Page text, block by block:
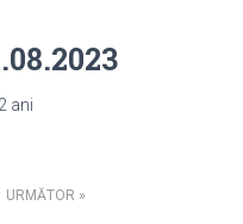
2 ani
URMĂTOR